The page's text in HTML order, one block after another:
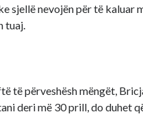
sjellë nevojën për të kaluar
tuaj.
të përveshësh mëngët,
deri më 30 prill, do duhet